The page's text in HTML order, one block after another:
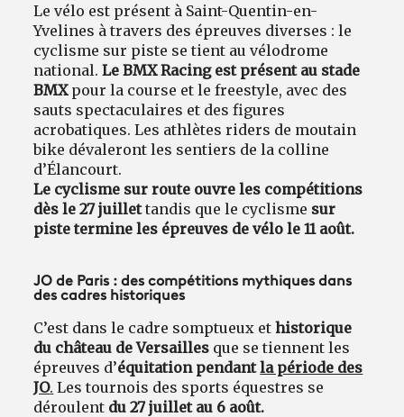
Le vélo est présent à Saint-Quentin-en-
Yvelines à travers des épreuves diverses : le
cyclisme sur piste se tient au vélodrome
national.Le BMX Racing est présent au stade
BMXpour la course et le freestyle, avec des
sauts spectaculaires et des figures
acrobatiques. Les athlètes riders de moutain
bike dévaleront les sentiers de la colline
d’Élancourt.
Le cyclisme sur route ouvre les compétitions
dès le 27 juillettandis que le cyclisme sur
piste termine les épreuves de vélo le 11 août.
JO de Paris : des compétitions mythiques dans
des cadres historiques
C’est dans le cadre somptueux et historique
du château de Versailles que se tiennent les
épreuves d’équitation pendantla période des
JO. Les tournois des sports équestres se
déroulent du 27 juillet au 6 août.